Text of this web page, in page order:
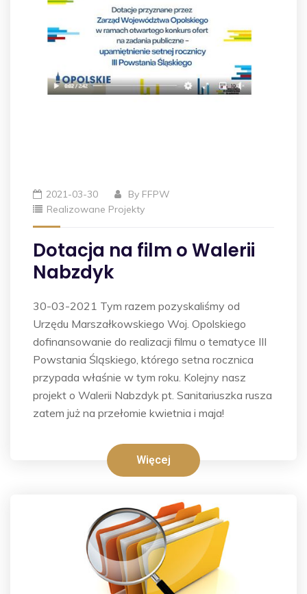
2021-03-30 By FFPW
Realizowane Projekty
Dotacja na film o Walerii
Nabzdyk
30-03-2021 Tym razem pozyskaliśmy od
Urzędu Marszałkowskiego Woj. Opolskiego
dofinansowanie do realizacji filmu o tematyce III
Powstania Śląskiego, którego setna rocznica
przypada właśnie w tym roku. Kolejny nasz
projekt o Walerii Nabzdyk pt. Sanitariuszka rusza
zatem już na przełomie kwietnia i maja!
Więcej